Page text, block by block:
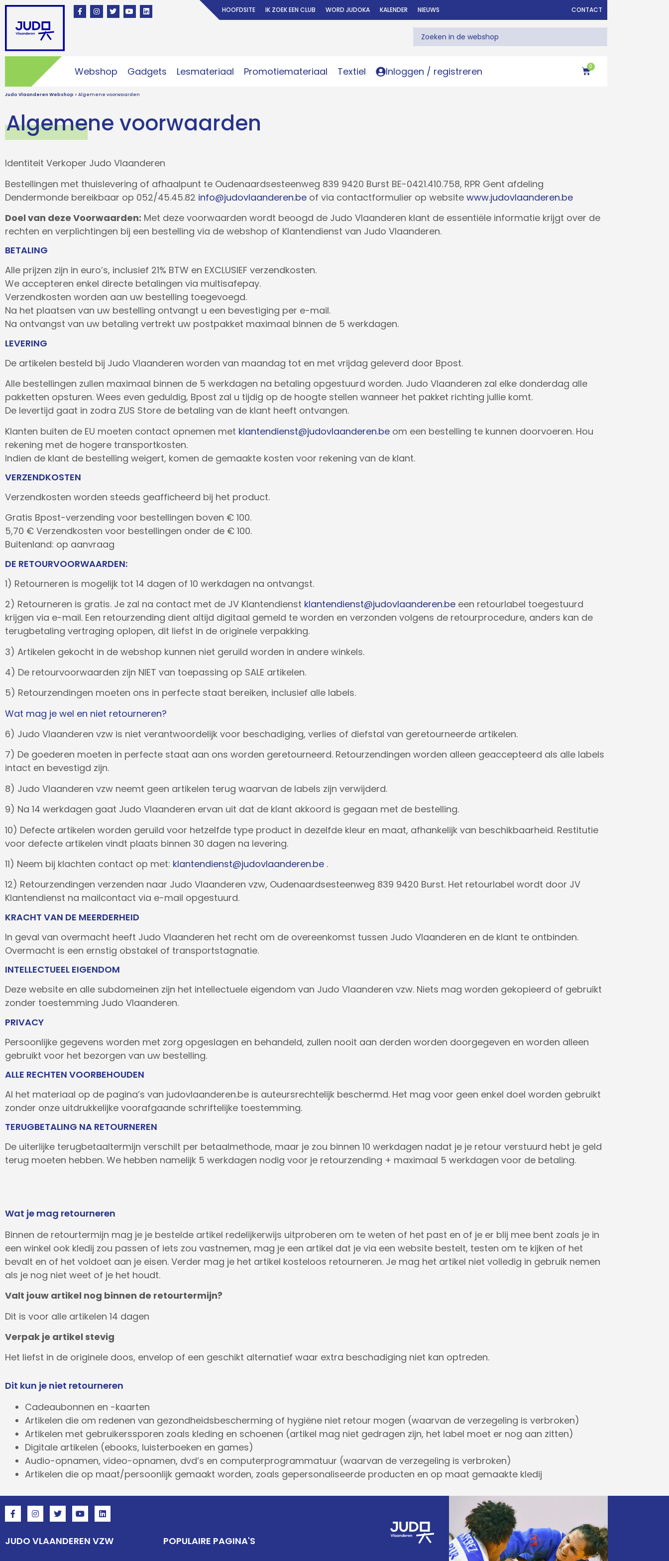
HOOFDSITE IK ZOEK EEN CLUB WORD JUDOKA KALENDER NIEUWS CONTACT
Webshop Gadgets Lesmateriaal Promotiemateriaal Textiel Inloggen / registreren 0
Judo Vlaanderen Webshop > Algemene voorwaarden
Algemene voorwaarden
Identiteit Verkoper Judo Vlaanderen
Bestellingen met thuislevering of afhaalpunt te Oudenaardsesteenweg 839 9420 Burst BE-0421.410.758, RPR Gent afdeling
Dendermonde bereikbaar op 052/45.45.82 info@judovlaanderen.be of via contactformulier op website www.judovlaanderen.be
Doel van deze Voorwaarden: Met deze voorwaarden wordt beoogd de Judo Vlaanderen klant de essentiële informatie krijgt over de
rechten en verplichtingen bij een bestelling via de webshop of Klantendienst van Judo Vlaanderen.
BETALING
Alle prijzen zijn in euro’s, inclusief 21% BTW en EXCLUSIEF verzendkosten.
We accepteren enkel directe betalingen via multisafepay.
Verzendkosten worden aan uw bestelling toegevoegd.
Na het plaatsen van uw bestelling ontvangt u een bevestiging per e-mail.
Na ontvangst van uw betaling vertrekt uw postpakket maximaal binnen de 5 werkdagen.
LEVERING
De artikelen besteld bij Judo Vlaanderen worden van maandag tot en met vrijdag geleverd door Bpost.
Alle bestellingen zullen maximaal binnen de 5 werkdagen na betaling opgestuurd worden. Judo Vlaanderen zal elke donderdag alle
pakketten opsturen. Wees even geduldig, Bpost zal u tijdig op de hoogte stellen wanneer het pakket richting jullie komt.
De levertijd gaat in zodra ZUS Store de betaling van de klant heeft ontvangen.
Klanten buiten de EU moeten contact opnemen met klantendienst@judovlaanderen.be om een bestelling te kunnen doorvoeren. Hou
rekening met de hogere transportkosten.
Indien de klant de bestelling weigert, komen de gemaakte kosten voor rekening van de klant.
VERZENDKOSTEN
Verzendkosten worden steeds geafficheerd bij het product.
Gratis Bpost-verzending voor bestellingen boven € 100.
5,70 € Verzendkosten voor bestellingen onder de € 100.
Buitenland: op aanvraag
DE RETOURVOORWAARDEN:
1) Retourneren is mogelijk tot 14 dagen of 10 werkdagen na ontvangst.
2) Retourneren is gratis. Je zal na contact met de JV Klantendienst klantendienst@judovlaanderen.be een retourlabel toegestuurd
krijgen via e-mail. Een retourzending dient altijd digitaal gemeld te worden en verzonden volgens de retourprocedure, anders kan de
terugbetaling vertraging oplopen, dit liefst in de originele verpakking.
3) Artikelen gekocht in de webshop kunnen niet geruild worden in andere winkels.
4) De retourvoorwaarden zijn NIET van toepassing op SALE artikelen.
5) Retourzendingen moeten ons in perfecte staat bereiken, inclusief alle labels.
Wat mag je wel en niet retourneren?
6) Judo Vlaanderen vzw is niet verantwoordelijk voor beschadiging, verlies of diefstal van geretourneerde artikelen.
7) De goederen moeten in perfecte staat aan ons worden geretourneerd. Retourzendingen worden alleen geaccepteerd als alle labels
intact en bevestigd zijn.
8) Judo Vlaanderen vzw neemt geen artikelen terug waarvan de labels zijn verwijderd.
9) Na 14 werkdagen gaat Judo Vlaanderen ervan uit dat de klant akkoord is gegaan met de bestelling.
10) Defecte artikelen worden geruild voor hetzelfde type product in dezelfde kleur en maat, afhankelijk van beschikbaarheid. Restitutie
voor defecte artikelen vindt plaats binnen 30 dagen na levering.
11) Neem bij klachten contact op met: klantendienst@judovlaanderen.be .
12) Retourzendingen verzenden naar Judo Vlaanderen vzw, Oudenaardsesteenweg 839 9420 Burst. Het retourlabel wordt door JV
Klantendienst na mailcontact via e-mail opgestuurd.
KRACHT VAN DE MEERDERHEID
In geval van overmacht heeft Judo Vlaanderen het recht om de overeenkomst tussen Judo Vlaanderen en de klant te ontbinden.
Overmacht is een ernstig obstakel of transportstagnatie.
INTELLECTUEEL EIGENDOM
Deze website en alle subdomeinen zijn het intellectuele eigendom van Judo Vlaanderen vzw. Niets mag worden gekopieerd of gebruikt
zonder toestemming Judo Vlaanderen.
PRIVACY
Persoonlijke gegevens worden met zorg opgeslagen en behandeld, zullen nooit aan derden worden doorgegeven en worden alleen
gebruikt voor het bezorgen van uw bestelling.
ALLE RECHTEN VOORBEHOUDEN
Al het materiaal op de pagina’s van judovlaanderen.be is auteursrechtelijk beschermd. Het mag voor geen enkel doel worden gebruikt
zonder onze uitdrukkelijke voorafgaande schriftelijke toestemming.
TERUGBETALING NA RETOURNEREN
De uiterlijke terugbetaaltermijn verschilt per betaalmethode, maar je zou binnen 10 werkdagen nadat je je retour verstuurd hebt je geld
terug moeten hebben. We hebben namelijk 5 werkdagen nodig voor je retourzending + maximaal 5 werkdagen voor de betaling.
Wat je mag retourneren
Binnen de retourtermijn mag je je bestelde artikel redelijkerwijs uitproberen om te weten of het past en of je er blij mee bent zoals je in
een winkel ook kledij zou passen of iets zou vastnemen, mag je een artikel dat je via een website bestelt, testen om te kijken of het
bevalt en of het voldoet aan je eisen. Verder mag je het artikel kosteloos retourneren. Je mag het artikel niet volledig in gebruik nemen
als je nog niet weet of je het houdt.
Valt jouw artikel nog binnen de retourtermijn?
Dit is voor alle artikelen 14 dagen
Verpak je artikel stevig
Het liefst in de originele doos, envelop of een geschikt alternatief waar extra beschadiging niet kan optreden.
Dit kun je niet retourneren
Cadeaubonnen en -kaarten
Artikelen die om redenen van gezondheidsbescherming of hygiëne niet retour mogen (waarvan de verzegeling is verbroken)
Artikelen met gebruikerssporen zoals kleding en schoenen (artikel mag niet gedragen zijn, het label moet er nog aan zitten)
Digitale artikelen (ebooks, luisterboeken en games)
Audio-opnamen, video-opnamen, dvd’s en computerprogrammatuur (waarvan de verzegeling is verbroken)
Artikelen die op maat/persoonlijk gemaakt worden, zoals gepersonaliseerde producten en op maat gemaakte kledij
JUDO VLAANDEREN VZW POPULAIRE PAGINA'S